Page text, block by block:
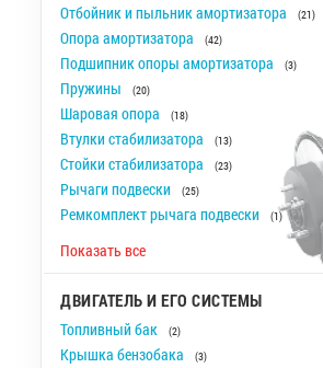
Отбойник и пыльник амортизатора (21)
Опора амортизатора (42)
Подшипник опоры амортизатора (3)
Пружины (20)
Шаровая опора (18)
Втулки стабилизатора (13)
Стойки стабилизатора (23)
Рычаги подвески (25)
Ремкомплект рычага подвески (1)
Показать все
ДВИГАТЕЛЬ И ЕГО СИСТЕМЫ
Топливный бак (2)
Крышка бензобака (3)